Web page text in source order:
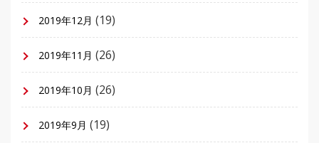
2019年12月 (19)
2019年11月 (26)
2019年10月 (26)
2019年9月 (19)